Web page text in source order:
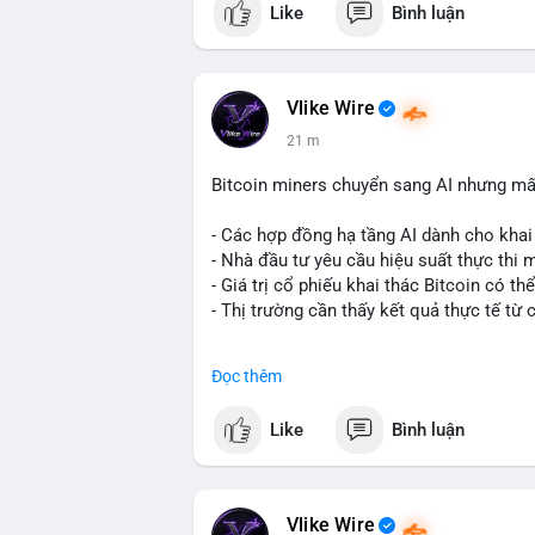
thuộc sở hữu của một tổ chức hoặc cá
thành nhiều địa chỉ mới thường cho
nguy cơ chốt lời là hiện hữu và có thể
Nhà đầu tư nhỏ lẻ nên quan sát thêm
Like Bình luận
Vlike Wire
21 m
Bitcoin miners chuyển sang AI nhưng
- Các hợp đồng hạ tầng AI dành cho
- Nhà đầu tư yêu cầu hiệu suất thực thi
- Giá trị cổ phiếu khai thác Bitcoin có
- Thị trường cần thấy kết quả thực tế từ
#vlikevn #titanbot
📰 Nguồn: Cointelegraph
Đọc thêm
Like Bình luận
Vlike Wire